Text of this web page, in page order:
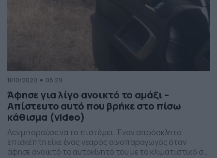
11/10/2020 08:29
Άφησε για λίγο ανοικτό το αμάξι –
Απίστευτο αυτό που βρήκε στο πίσω
κάθισμα (video)
Δεν μπορούσε να το πιστέψει. Έναν απρόσκλητο
επισκέπτη είχε ένας νεαρός οινοπαραγωγός όταν
άφησε ανοικτό το αυτοκίνητό του με το κλιματιστικό σε